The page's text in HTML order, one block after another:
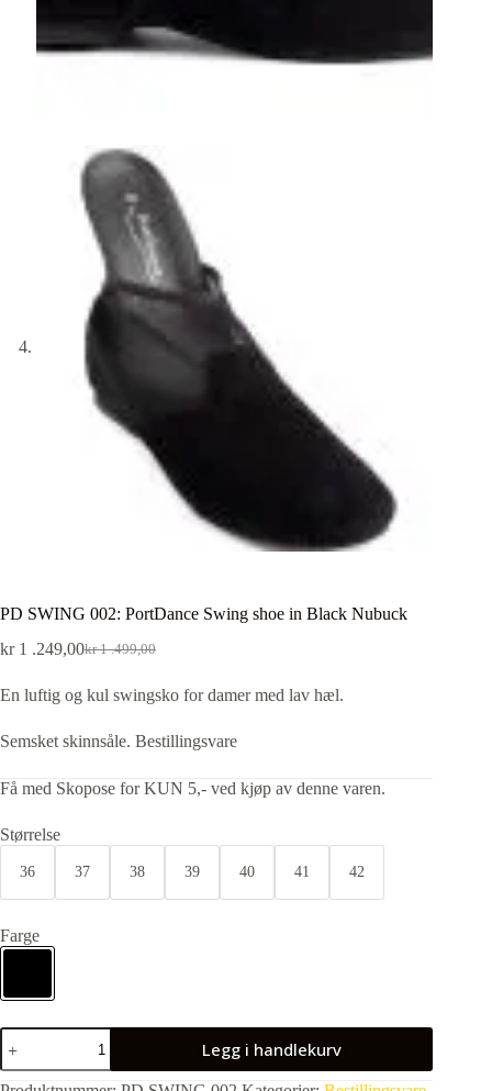
PD SWING 002: PortDance Swing shoe in Black Nubuck
kr1 .499,00
kr1 .249,00
En luftig og kul swingsko for damer med lav hæl.
Semsket skinnsåle. Bestillingsvare
Få med Skopose for KUN 5,- ved kjøp av denne varen.
Størrelse
36 37 38 39 40 41 42
Farge
Legg i handlekurv